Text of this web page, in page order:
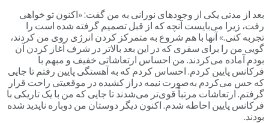
بعد از مدتی یکی از وجودهای نورانی به من گفت: «اکنون تو خواهی
رفت، زیرا می‌بایست آنچه که از قبل تصمیم گرفته شده است را
تجربه کنی.» آنها با هم شروع به متمرکز کردن انرژی روی من کردند،
گویی من را برای سفری که در این بعد بالاتر در شرف آغاز کردن آن
بودم آماده می‌کردند. من احساس ارتعاشاتی خفیف و مبهم با
فرکانس پایین کردم. احساس کردم که به آهستگی پایین رفتم تا جایی
که حس می‌کردم به‌صورت نیمه دراز کشیده در موقعیتی راحت قرار
گرفتم. ارتعاشات مرتباً قوی‌تر می‌شدند تا جایی که من با یک تاریکی با
فرکانس پایین احاطه شدم. اکنون دیگر دوستان من دوباره ناپدید شده
بودند.